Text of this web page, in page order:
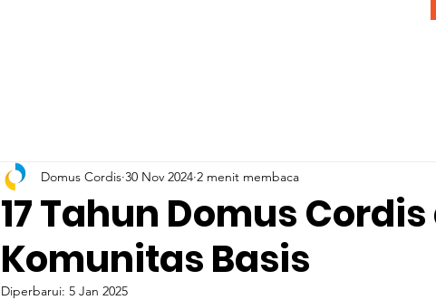
17 Tahun Domus
Komunitas Basis
Domus Cordis 30 Nov 2024 2 menit membaca
Diperbarui: 5 Jan 2025